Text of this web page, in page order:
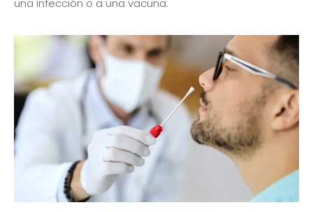
una infección o a una vacuna.